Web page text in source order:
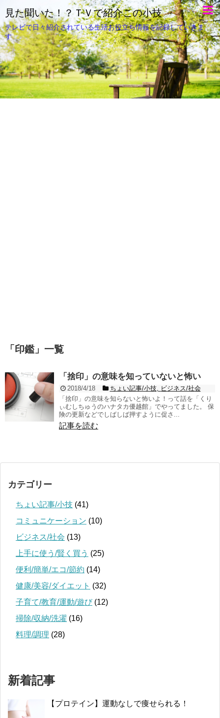
見た聞いた！？ＴＶで紹介この小技
テレビで日々紹介されている生活お役立ち情報を記録していきま
す
「 印鑑 」 一覧
「捨印」の意味を知っていないと怖い
2018/4/18 ちょい記事/小技,
ビジネス/社会
「捨印」の意味を知らないと怖いよ！って話を「くり
ぃむしちゅうのハナタカ優越館」でやってました。 保
険の更新などでしばしば押すように促さ...
記事を読む
カテゴリー
ちょい記事/小技 (41)
コミュニケーション (10)
ビジネス/社会 (13)
上手に使う/賢く買う (25)
便利/簡単/エコ/節約 (14)
健康/美容/ダイエット (32)
子育て/教育/運動/遊び(12)
掃除/収納/洗濯 (16)
料理/調理 (28)
新着記事
【プロテイン】運動なしで痩せられる！